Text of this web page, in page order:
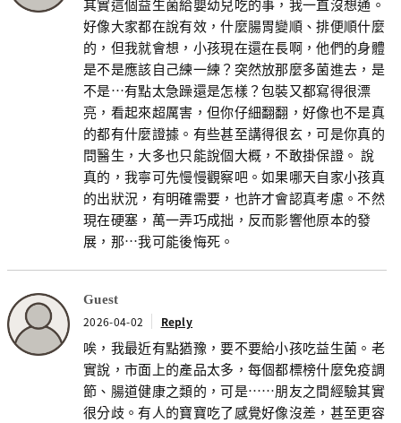
其實這個益生菌給嬰幼兒吃的事，我一直沒想通。
好像大家都在說有效，什麼腸胃變順、排便順什麼
的，但我就會想，小孩現在還在長啊，他們的身體
是不是應該自己練一練？突然放那麼多菌進去，是
不是…有點太急躁還是怎樣？包裝又都寫得很漂
亮，看起來超厲害，但你仔細翻翻，好像也不是真
的都有什麼證據。有些甚至講得很玄，可是你真的
問醫生，大多也只能說個大概，不敢掛保證。 說
真的，我寧可先慢慢觀察吧。如果哪天自家小孩真
的出狀況，有明確需要，也許才會認真考慮。不然
現在硬塞，萬一弄巧成拙，反而影響他原本的發
展，那…我可能後悔死。
Guest
2026-04-02 Reply
唉，我最近有點猶豫，要不要給小孩吃益生菌。老
實說，市面上的產品太多，每個都標榜什麼免疫調
節、腸道健康之類的，可是……朋友之間經驗其實
很分歧。有人的寶寶吃了感覺好像沒差，甚至更容